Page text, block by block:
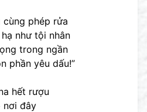
phép rửa
như tội nhân
trong ngần
phần yêu dấu!”
hết rượu
nơi đây